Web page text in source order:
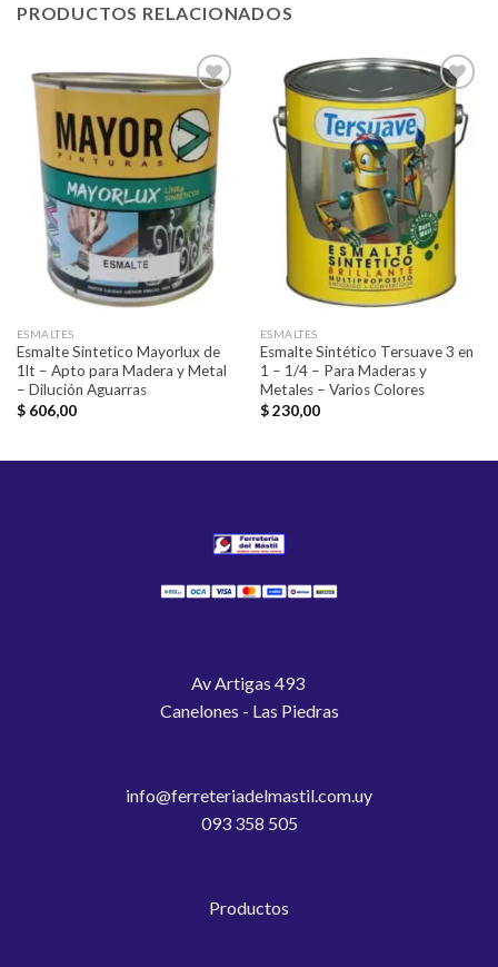
PRODUCTOS RELACIONADOS
Añadir
a la
lista de
deseos
ESMALTES
Esmalte Sintetico Mayorlux de
1lt – Apto para Madera y Metal
– Dilución Aguarras
$606,00
Añadir
lista de
deseos
ESMALTES
Esmalte Sintético Tersuave 3 en
1 – 1/4 – Para Maderas y
Metales – Varios Colores
$230,00
Av Artigas 493
Canelones - Las Piedras
info@ferreteriadelmastil.com.uy
093 358 505
Productos